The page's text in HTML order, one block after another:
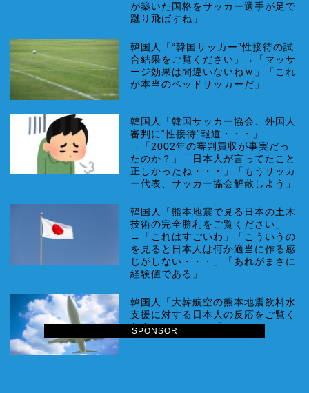
SPONSOR
が築いた国格をサッカー選手が足で
蹴り飛ばすね」
韓国人「“韓国サッカー”性接待の試
合結果をご覧ください」→「マッサ
ージ効果は間違いないねｗ」「これ
が本当のベッドサッカーだ」
韓国人「韓国サッカー協会、外国人
審判に“性接待”報道・・・」
→「2002年の審判買収が事実だっ
たのか？」「日本人が言ってたこと
正しかったね・・・」「もうサッカ
ー代表、サッカー協会解散しよう」
韓国人「熊本地震で見る日本の土木
技術の完全勝利をご覧ください」
→「これはすごいわ」「こういうの
を見ると日本人は何か適当に作る感
じがしない・・・」「あれがまさに
経験値である」
韓国人「大韓航空の熊本地震飲料水
支援に対する日本人の反応をご覧く
ださい・・・」→「」